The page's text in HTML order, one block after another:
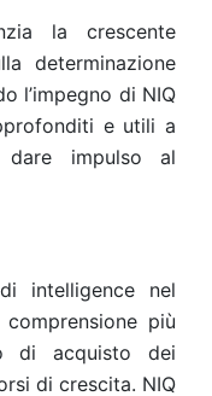
la crescente
determinazione
l’impegno di NIQ
e utili a
impulso al
intelligence nel
più
di acquisto dei
di crescita. NIQ